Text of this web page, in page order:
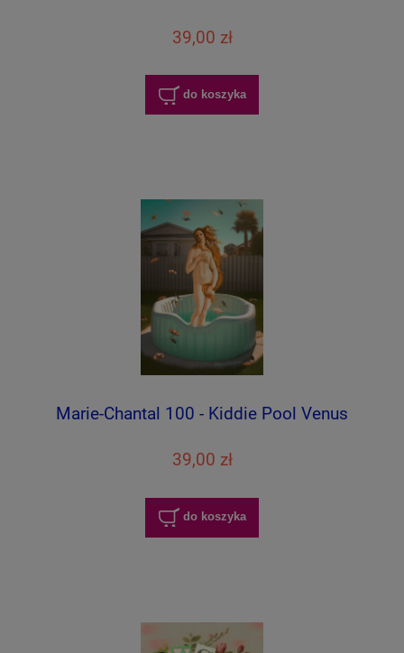
39,00 zł
do koszyka
Marie-Chantal 100 - Kiddie Pool Venus
39,00 zł
do koszyka